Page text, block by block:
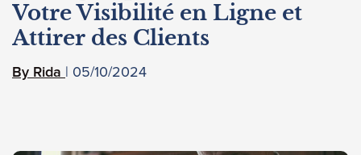
Votre Visibilité en Ligne et
Attirer des Clients
Rida 05/10/2024